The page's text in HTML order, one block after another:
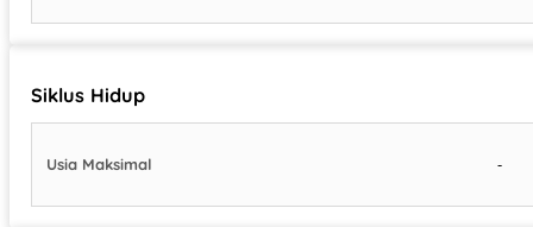
Siklus Hidup
Usia Maksimal -